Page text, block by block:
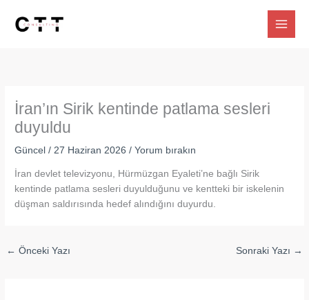
İran’ın Sirik kentinde patlama sesleri
duyuldu
Güncel /27 Haziran 2026/Yorum bırakın
İran devlet televizyonu, Hürmüzgan Eyaleti’ne bağlı Sirik
kentinde patlama sesleri duyulduğunu ve kentteki bir iskelenin
düşman saldırısında hedef alındığını duyurdu.
← Önceki Yazı Sonraki Yazı →